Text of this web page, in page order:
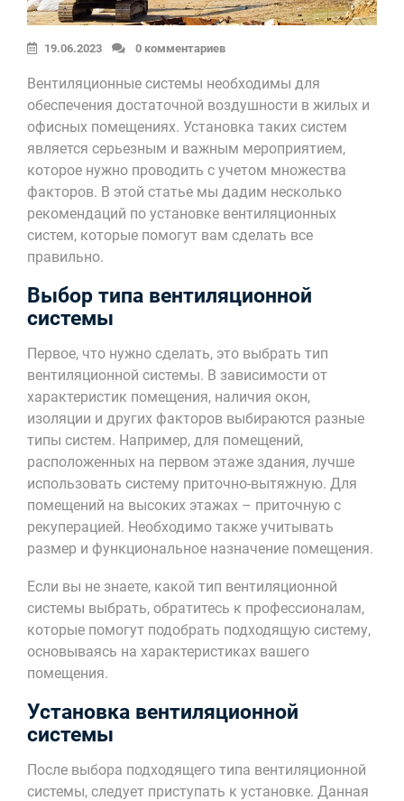
19.06.2023 0 комментариев
Вентиляционные системы необходимы для
обеспечения достаточной воздушности в жилых и
офисных помещениях. Установка таких систем
является серьезным и важным мероприятием,
которое нужно проводить с учетом множества
факторов. В этой статье мы дадим несколько
рекомендаций по установке вентиляционных
систем, которые помогут вам сделать все
правильно.
Выбор типа вентиляционной
системы
Первое, что нужно сделать, это выбрать тип
вентиляционной системы. В зависимости от
характеристик помещения, наличия окон,
изоляции и других факторов выбираются разные
типы систем. Например, для помещений,
расположенных на первом этаже здания, лучше
использовать систему приточно-вытяжную. Для
помещений на высоких этажах – приточную с
рекуперацией. Необходимо также учитывать
размер и функциональное назначение помещения.
Если вы не знаете, какой тип вентиляционной
системы выбрать, обратитесь к профессионалам,
которые помогут подобрать подходящую систему,
основываясь на характеристиках вашего
помещения.
Установка вентиляционной
системы
После выбора подходящего типа вентиляционной
системы, следует приступать к установке. Данная